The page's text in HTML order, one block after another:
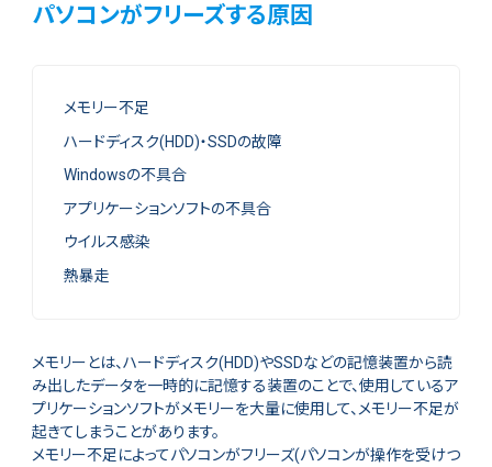
パソコンがフリーズする原因
メモリー不足
ハードディスク(HDD)・SSDの故障
Windowsの不具合
アプリケーションソフトの不具合
ウイルス感染
熱暴走
メモリーとは、ハードディスク(HDD)やSSDなどの記憶装置から読
み出したデータを一時的に記憶する装置のことで、使用しているア
プリケーションソフトがメモリーを大量に使用して、メモリー不足が
起きてしまうことがあります。
メモリー不足によってパソコンがフリーズ(パソコンが操作を受けつ